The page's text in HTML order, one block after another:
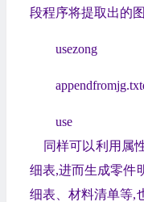
段程序将提取出的
usezong
use
同样可以利用属
细表,进而生成零件
细表、材料清单等,